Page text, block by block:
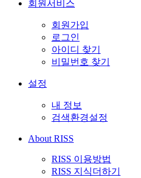
회원서비스
회원가입
로그인
아이디 찾기
비밀번호 찾기
설정
내 정보
검색환경설정
About RISS
RISS 이용방법
RISS 지식더하기